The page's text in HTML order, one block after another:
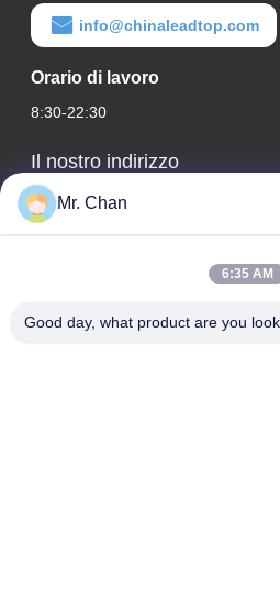
info@chinaleadtop.com
Orario di lavoro
8:30-22:30
Il nostro indirizzo
Indirizzo aziendale
ventottesimo, Jiuan Rd, zona
ventottesimo, Jiuan Rd, zona
Mr. Chan
6:35 AM
Good day, what product are you